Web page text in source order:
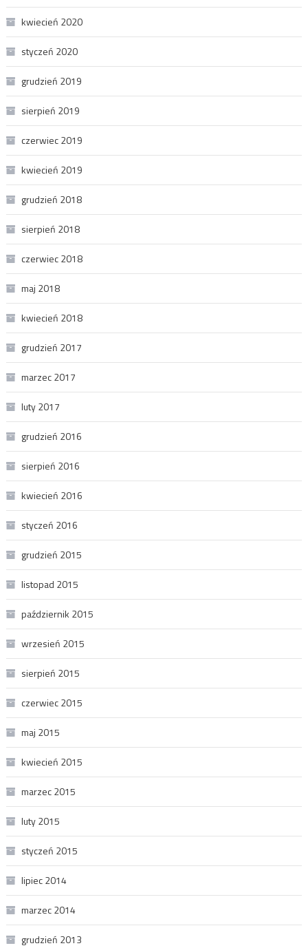
kwiecień 2020
styczeń 2020
grudzień 2019
sierpień 2019
czerwiec 2019
kwiecień 2019
grudzień 2018
sierpień 2018
czerwiec 2018
maj 2018
kwiecień 2018
grudzień 2017
marzec 2017
luty 2017
grudzień 2016
sierpień 2016
kwiecień 2016
styczeń 2016
grudzień 2015
listopad 2015
październik 2015
wrzesień 2015
sierpień 2015
czerwiec 2015
maj 2015
kwiecień 2015
marzec 2015
luty 2015
styczeń 2015
lipiec 2014
marzec 2014
grudzień 2013